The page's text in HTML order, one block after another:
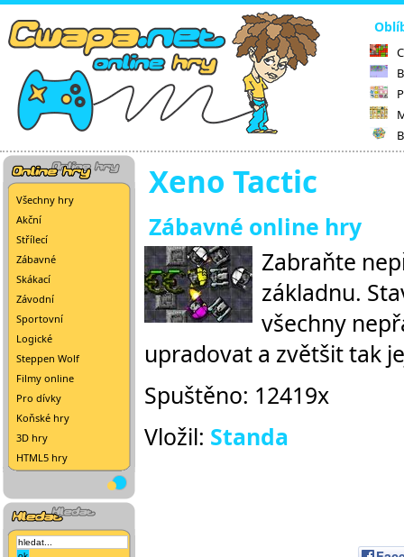
Všechny hry
Akční
Střílecí
Zábavné
Skákací
Závodní
Sportovní
Logické
Steppen Wolf
Filmy online
Pro dívky
Koňské hry
3D hry
HTML5 hry
Xeno Tactic
Zábavné online hry
Zabraňte
základnu.
všechny
upradovat a zvětšit tak
Spuštěno: 12419x
Vložil: Standa